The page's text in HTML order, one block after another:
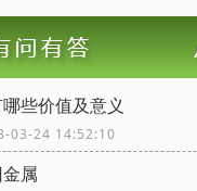
些价值及意义
03-24 14:52:10
属